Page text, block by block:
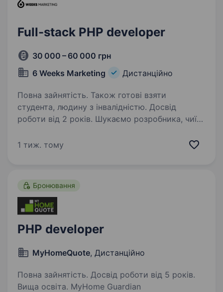
Full-stack PHP developer
30 000 – 60 000 грн
6 Weeks Marketing
Дистанційно
Повна зайнятість. Також готові взяти
студента, людину з інвалідністю. Досвід
роботи від 2 років. Шукаємо розробника, чиї
чеська digital-агенція з українським корінням.
1 тиж. тому
Бронювання
PHP developer
MyHomeQuote, Дистанційно
Повна зайнятість. Досвід роботи від 5 років.
Вища освіта. MyHome Guardian